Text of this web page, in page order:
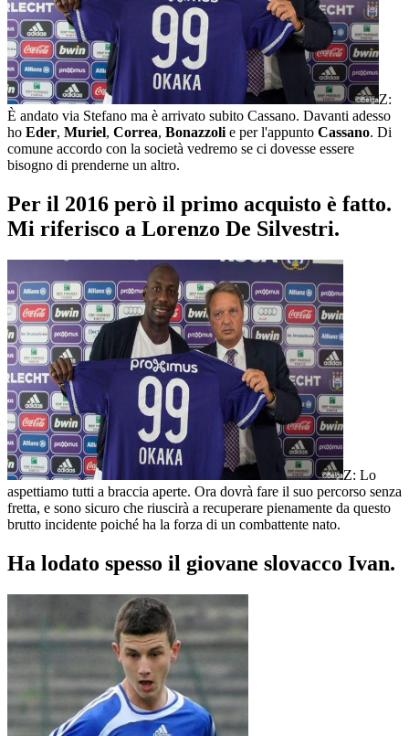
Z:
È andato via Stefano ma è arrivato subito Cassano. Davanti adesso
ho Eder, Muriel, Correa, Bonazzoli e per l'appunto Cassano. Di
comune accordo con la società vedremo se ci dovesse essere
bisogno di prenderne un altro.
Per il 2016 però il primo acquisto è fatto.
Mi riferisco a Lorenzo De Silvestri.
Z: Lo
aspettiamo tutti a braccia aperte. Ora dovrà fare il suo percorso senza
fretta, e sono sicuro che riuscirà a recuperare pienamente da questo
brutto incidente poiché ha la forza di un combattente nato.
Ha lodato spesso il giovane slovacco Ivan.